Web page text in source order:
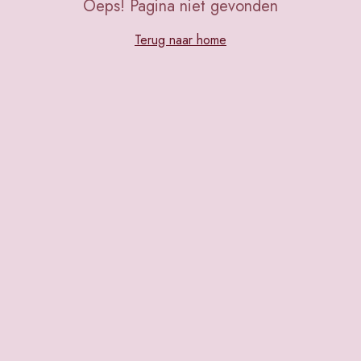
Oeps! Pagina niet gevonden
Terug naar home